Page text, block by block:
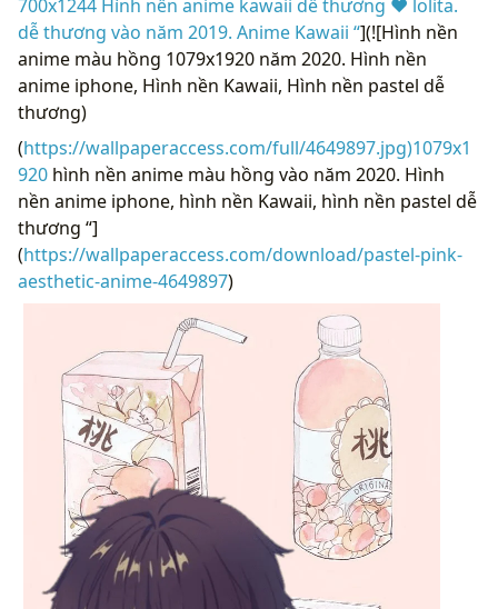
700x1244 Hình nền anime kawaii dễ thương ♥ lolita.
dễ thương vào năm 2019. Anime Kawaii “](![Hình nền
anime màu hồng 1079x1920 năm 2020. Hình nền
anime iphone, Hình nền Kawaii, Hình nền pastel dễ
thương)
(https://wallpaperaccess.com/full/4649897.jpg)1079x1
920 hình nền anime màu hồng vào năm 2020. Hình
nền anime iphone, hình nền Kawaii, hình nền pastel dễ
thương “]
(https://wallpaperaccess.com/download/pastel-pink-
aesthetic-anime-4649897)